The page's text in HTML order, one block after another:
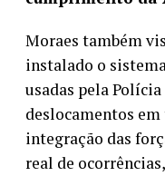
Moraes também
instalado o
usadas pela
deslocamentos
integração das
real de